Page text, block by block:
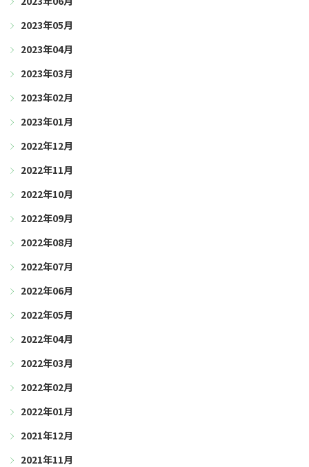
2023年05月
2023年04月
2023年03月
2023年02月
2023年01月
2022年12月
2022年11月
2022年10月
2022年09月
2022年08月
2022年07月
2022年06月
2022年05月
2022年04月
2022年03月
2022年02月
2022年01月
2021年12月
2021年11月